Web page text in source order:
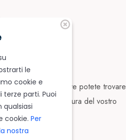
Parafarmacia dove potete trovare
per prendervi cura del vostro
le
cookie e
parti. Puoi
qualsiasi
cookie. Per
nostra